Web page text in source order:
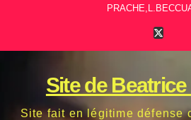
Site de
Site fait en légitime défense